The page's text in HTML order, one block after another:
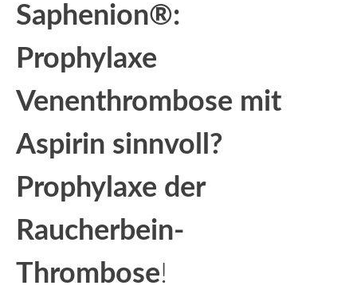
Saphenion®:
Prophylaxe
Venenthrombose mit
Aspirin sinnvoll?
Prophylaxe der
Raucherbein-
Thrombose!